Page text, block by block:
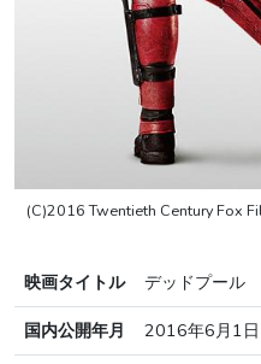
(C)2016 Twentieth Century Fox
映画タイトル
デッドプール
国内公開年月
2016年6月1日